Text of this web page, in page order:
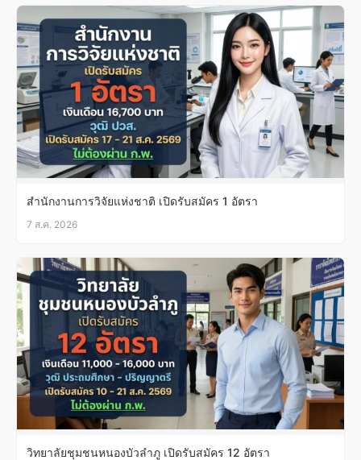
สำนักงานการวิจัยแห่งชาติ เปิดรับสมัคร 1 อัตรา
7 ส.ค. 2026
วิทยาลัยชุมชนหนองบัวลำภู เปิดรับสมัคร 12 อัตรา